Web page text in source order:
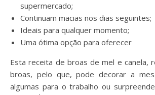
supermercado;
Continuam macias nos dias seguintes;
Ideais para qualquer momento;
Uma ótima opção para oferecer
Esta receita de broas de mel e canela,
broas, pelo que, pode decorar a
algumas para o trabalho ou